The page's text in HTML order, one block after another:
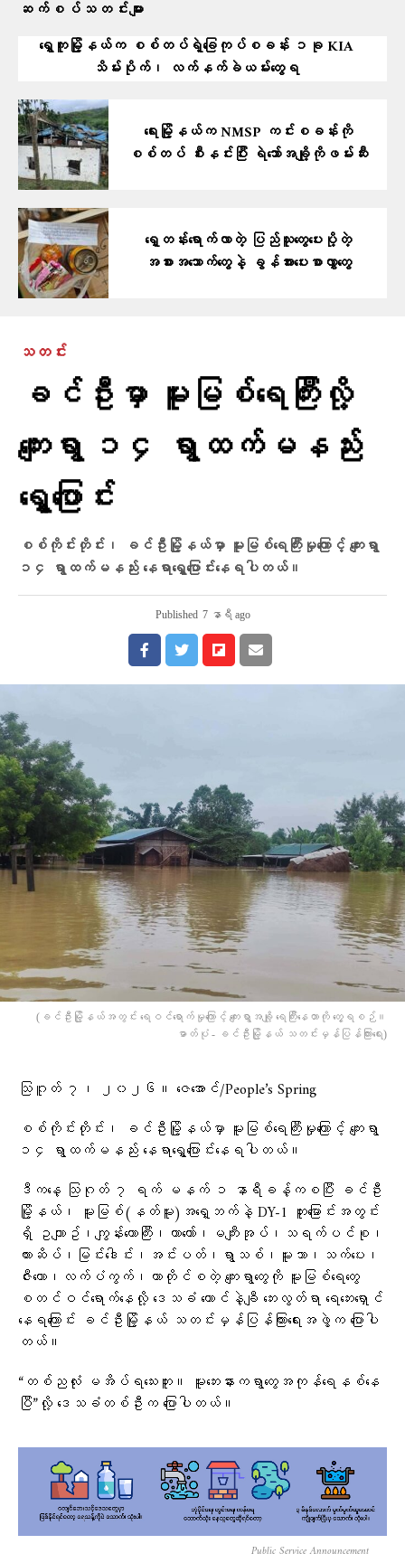
ဆက်စပ်သတင်းများ
ရွှေကူမြို့နယ်က စစ်တပ်ရဲ့ခြေကုပ်စခန်း ၁ခု KIA
သိမ်းပိုက်၊ လက်နက်ခဲယမ်းတွေရ
ရေးမြို့နယ်က NMSP ကင်းစခန်းကို
စစ်တပ် စီးနင်းပြီး ရဲဘော်အချို့ကိုဖမ်းဆီး
ရှေ့တန်းရောက်လာတဲ့ ပြည်သူတွေပေးပို့တဲ့
အစားအသောက်တွေနဲ့ ခွန်အားပေးစာလွှာတွေ
သတင်း
ခင်ဦးမှာ မူးမြစ်ရေကြီးလို့
ကျေးရွာ ၁၄ ရွာထက်မနည်း
ရွှေ့ပြောင်း
စစ်ကိုင်းတိုင်း၊ ခင်ဦးမြို့နယ်မှာ မူးမြစ်ရေကြီးမှုကြောင့် ကျေးရွာ
၁၄ ရွာထက်မနည်း နေရာရွှေ့ပြောင်းနေရပါတယ်။
Published 7 နာရီ ago
(ခင်ဦးမြို့နယ်အတွင်း ရေဝင်ရောက်မှုကြောင့် ကျေးရွာအချို့ ရေကြီးနေတာကို တွေ့ရစဉ်။
ဓာတ်ပုံ - ခင်ဦးမြို့နယ် သတင်းမှန်ပြန်ကြားရေး)
သြဂူတ် ၇၊ ၂၀၂၆။ ဇေအောင်/People’s Spring
စစ်ကိုင်းတိုင်း၊ ခင်ဦးမြို့နယ်မှာ မူးမြစ်ရေကြီးမှုကြောင့် ကျေးရွာ
၁၄ ရွာထက်မနည်း နေရာရွှေ့ပြောင်းနေရပါတယ်။
ဒီကနေ့ သြဂုတ် ၇ ရက် မနက် ၁ နာရီခန့်ကစပြီး ခင်ဦး
မြို့နယ်၊ မူးမြစ်(နတ်မူး)အရှေ့ဘက်နဲ့ DY-1 တူးမြောင်းအတွင်း
ရှိ ဥယျာဥ်၊ကျွန်းတောကြီး၊ယာတော်၊မကျီးအုပ်၊သရက်ပင်စု၊
ကားဆိပ်၊မြင်းဒေါင်း၊အင်းပတ်၊ရွာသစ်၊မူးသာ၊သက်ပေး၊
ဇီးတော၊လက်ပံကွက်၊တာတိုင်စတဲ့ ကျေးရွာတွေကို မူးမြစ်ရေတွေ
စတင်ဝင်ရောက်နေလို့ ဒေသခံ ထောင်နဲ့ချီ ဘေးလွတ်ရာ ရေဘေးရှောင်
နေရကြောင်း ခင်ဦးမြို့နယ် သတင်းမှန်ပြန်ကြားရေးအဖွဲ့က ပြောပါ
တယ်။
“တစ်ညလုံး မအိပ်ရသေးဘူး။ မူးဘေးနားကရွာတွေအကုန်ရေနစ်နေ
ပြီ”လို့ ဒေသခံတစ်ဦးက ပြောပါတယ်။
Public Service Announcement